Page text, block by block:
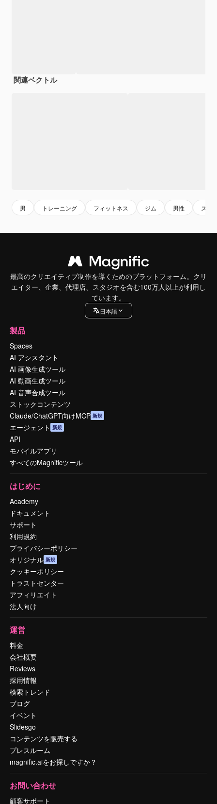
関連ベクトル
男 トレーニング フィットネス ジム 男性 スポ
最高のクリエイティブ制作を導くためのプラットフォーム。クリ
エイター、企業、代理店、スタジオを含む100万人以上が利用し
ています。
日本語
製品
Spaces
AI アシスタント
AI 画像生成ツール
AI 動画生成ツール
AI 音声合成ツール
ストックコンテンツ
Claude/ChatGPT向けMCP 新規
エージェント 新規
API
モバイルアプリ
すべてのMagnificツール
はじめに
Academy
ドキュメント
サポート
利用規約
プライバシーポリシー
オリジナル 新規
クッキーポリシー
トラストセンター
アフィリエイト
法人向け
運営
料金
会社概要
Reviews
採用情報
検索トレンド
ブログ
イベント
Slidesgo
コンテンツを販売する
プレスルーム
magnific.aiをお探しですか？
お問い合わせ
顧客サポート